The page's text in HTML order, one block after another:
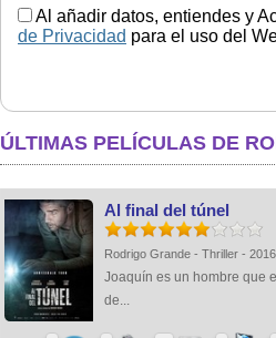
Al añadir datos, entiendes y
de Privacidad para el uso del
ÚLTIMAS PELÍCULAS DE
Al final del túnel
Rodrigo Grande - Thriller - 2016
Joaquín es un hombre que
de...